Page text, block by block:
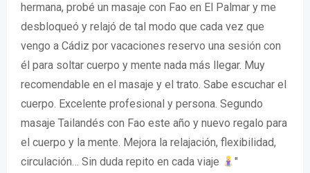
hermana, probé un masaje con Fao en El Palmar y me
desbloqueó y relajó de tal modo que cada vez que
vengo a Cádiz por vacaciones reservo una sesión con
él para soltar cuerpo y mente nada más llegar. Muy
recomendable en el masaje y el trato. Sabe escuchar el
cuerpo. Excelente profesional y persona. Segundo
masaje Tailandés con Fao este año y nuevo regalo para
el cuerpo y la mente. Mejora la relajación, flexibilidad,
circulación… Sin duda repito en cada viaje
"